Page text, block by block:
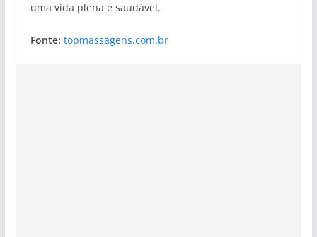
uma vida plena e saudável.
Fonte: topmassagens.com.br